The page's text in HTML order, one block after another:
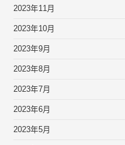
2023年11月
2023年10月
2023年9月
2023年8月
2023年7月
2023年6月
2023年5月